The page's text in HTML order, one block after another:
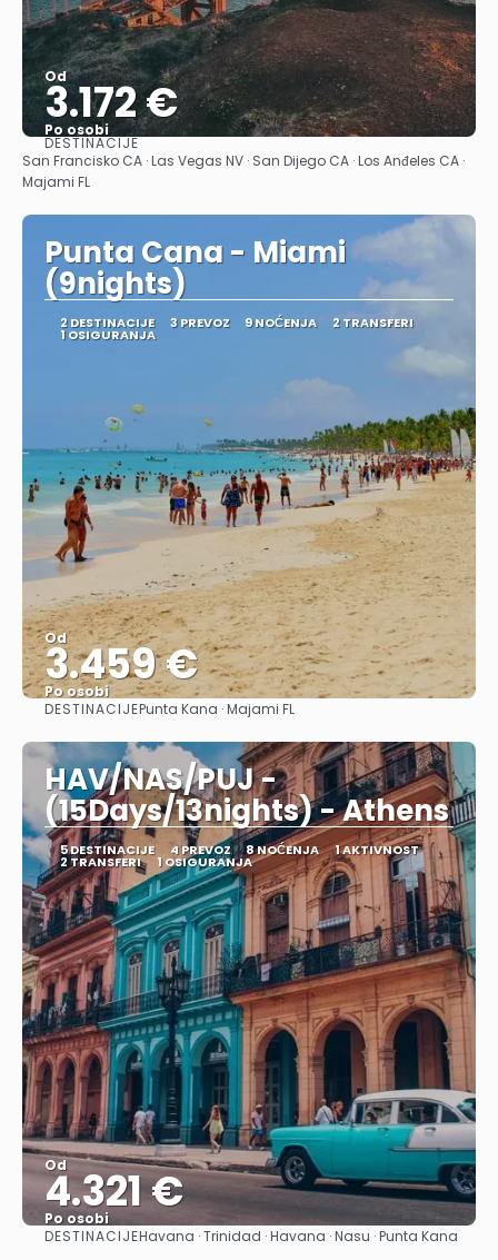
Od
3.172 €
Po osobi
Pogledajte
DESTINACIJE
San Francisko CA · Las Vegas NV · San Dijego CA · Los Anđeles CA ·
Majami FL
Punta Cana - Miami
(9nights)
2 DESTINACIJE 3 PREVOZ 9 NOĆENJA 2 TRANSFERI
1 OSIGURANJA
Od
3.459 €
Po osobi
Pogledajte
DESTINACIJEPunta Kana · Majami FL
HAV/NAS/PUJ -
(15Days/13nights) - Athens
5 DESTINACIJE 4 PREVOZ 8 NOĆENJA 1 AKTIVNOST
2 TRANSFERI 1 OSIGURANJA
Od
4.321 €
Po osobi
Pogledajte
DESTINACIJEHavana · Trinidad · Havana · Nasu · Punta Kana